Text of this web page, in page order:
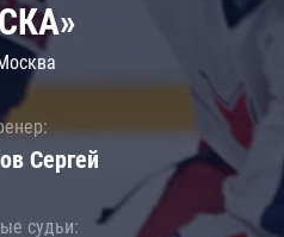
Сергей
судьи: